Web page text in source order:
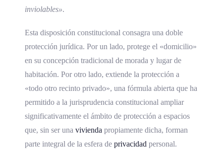
inviolables».
Esta disposición constitucional consagra una doble
protección jurídica. Por un lado, protege el «domicilio»
en su concepción tradicional de morada y lugar de
habitación. Por otro lado, extiende la protección a
«todo otro recinto privado», una fórmula abierta que ha
permitido a la jurisprudencia constitucional ampliar
significativamente el ámbito de protección a espacios
que, sin ser una vivienda propiamente dicha, forman
parte integral de la esfera de privacidad personal.